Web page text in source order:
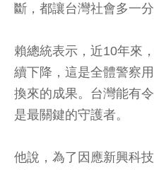
斷，都讓台灣社會多一分
賴總統表示，近10年來
續下降，這是全體警察
換來的成果。台灣能有
是最關鍵的守護者。
他說，為了因應新興科